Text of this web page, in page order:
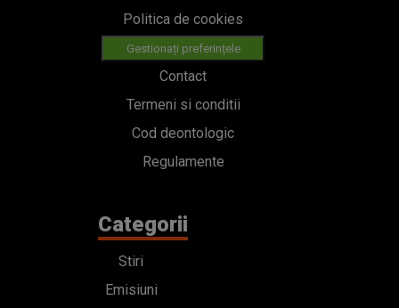
Politica de cookies
Gestionați preferințele
Contact
Termeni si conditii
Cod deontologic
Regulamente
Categorii
Stiri
Emisiuni